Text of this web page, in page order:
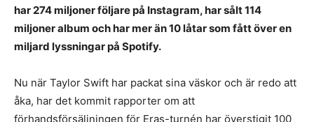
har 274 miljoner följare på Instagram, har sålt 114
miljoner album och har mer än 10 låtar som fått över en
miljard lyssningar på Spotify.
Nu när Taylor Swift har packat sina väskor och är redo att
åka, har det kommit rapporter om att
förhandsförsäljningen för Eras-turnén har överstigit 100